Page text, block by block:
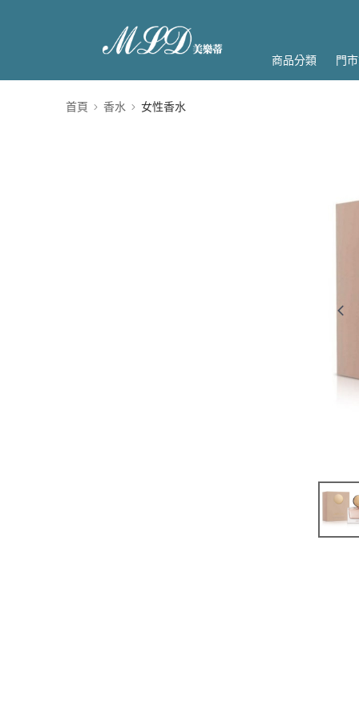
商品分類 門
首頁 香水 女性香水